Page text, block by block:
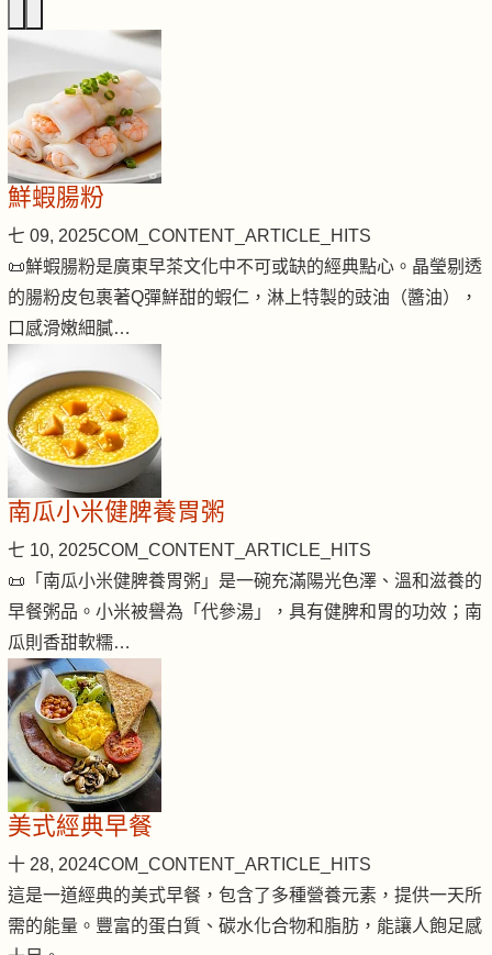
鮮蝦腸粉
七 09, 2025COM_CONTENT_ARTICLE_HITS
📜鮮蝦腸粉是廣東早茶文化中不可或缺的經典點心。晶瑩剔透
的腸粉皮包裹著Q彈鮮甜的蝦仁，淋上特製的豉油（醬油），
口感滑嫩細膩…
南瓜小米健脾養胃粥
七 10, 2025COM_CONTENT_ARTICLE_HITS
📜「南瓜小米健脾養胃粥」是一碗充滿陽光色澤、溫和滋養的
早餐粥品。小米被譽為「代參湯」，具有健脾和胃的功效；南
瓜則香甜軟糯…
美式經典早餐
十 28, 2024COM_CONTENT_ARTICLE_HITS
這是一道經典的美式早餐，包含了多種營養元素，提供一天所
需的能量。豐富的蛋白質、碳水化合物和脂肪，能讓人飽足感